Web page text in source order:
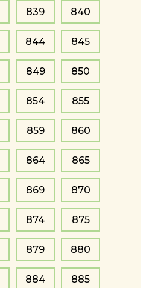
839 840
844 845
849 850
854 855
859 860
864 865
869 870
874 875
879 880
884 885